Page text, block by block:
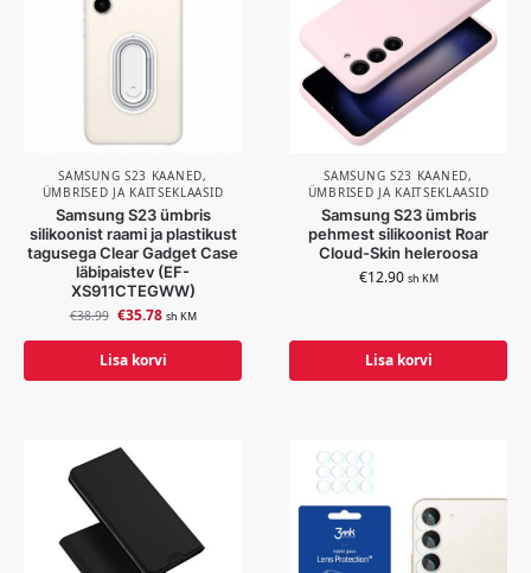
SAMSUNG S23 KAANED,
ÜMBRISED JA KAITSEKLAASID
Samsung S23 ümbris
silikoonist raami ja plastikust
tagusega Clear Gadget Case
läbipaistev (EF-
XS911CTEGWW)
€38.99 €35.78 sh KM
Lisa korvi
SAMSUNG S23 KAANED,
ÜMBRISED JA KAITSEKLAASID
Samsung S23 ümbris
pehmest silikoonist Roar
Cloud-Skin heleroosa
€12.90 sh KM
Lisa korvi